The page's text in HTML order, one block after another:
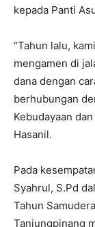
kepada Panti
“Tahun lalu,
mengamen di
dana dengan
berhubungan
Kebudayaan
Hasanil.
Pada
Syahrul, S.Pd
Tahun
Tanjungpinang